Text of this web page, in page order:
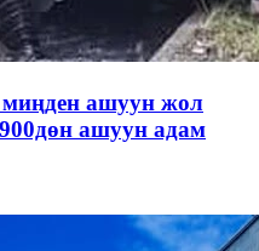
ашуун жол
ашуун адам